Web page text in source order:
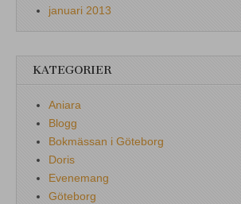
januari 2013
KATEGORIER
Aniara
Blogg
Bokmässan i Göteborg
Doris
Evenemang
Göteborg